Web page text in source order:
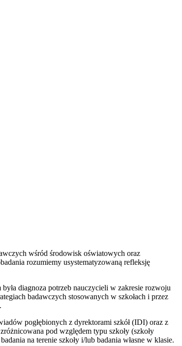
wśród środowisk oświatowych oraz
rozumiemy usystematyzowaną refleksję
diagnoza potrzeb nauczycieli w zakresie rozwoju
badawczych stosowanych w szkołach i przez
pogłębionych z dyrektorami szkół (IDI) oraz z
pod względem typu szkoły (szkoły
na terenie szkoły i/lub badania własne w klasie.